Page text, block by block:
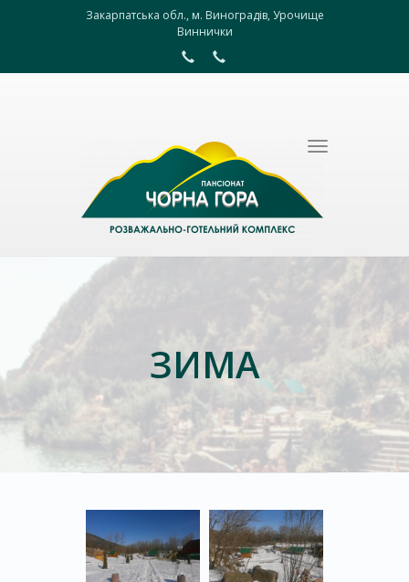
Закарпатська обл., м. Виноградів, Урочище
Виннички
Toggle
ЗИМА